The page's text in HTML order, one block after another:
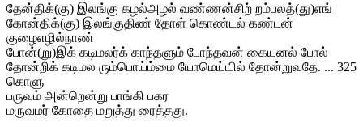
தேன்திக்(கு) இலங்கு கழல்அழல் வண்ணன்சிற் றம்பலத்(து)எங்
கோன்திக்(கு) இலங்குதிண் தோள் கொண்டல் கண்டன்
குழைஎழில்நாண்
போன்(று)இக் கடிமலர்க் காந்தளும் போந்தவன் கையனல் போல்
தோன்றிக் கடிமல ரும்பொய்ம்மை யோமெய்யில் தோன்றுவதே. ... 325
கொளு
பருவம் அன்றென்று பாங்கி பகர
மருவமர் கோதை மறுத்து ரைத்தது.